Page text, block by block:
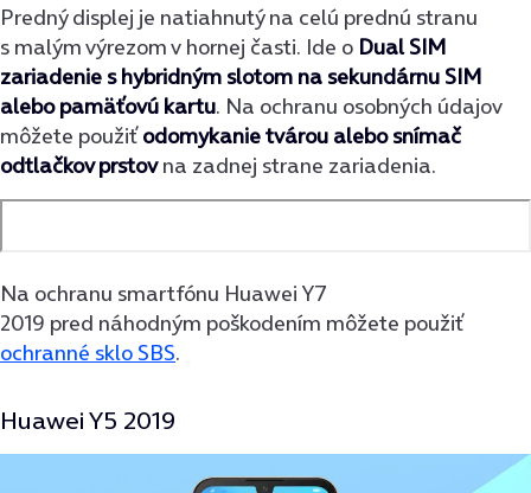
Predný displej je natiahnutý na celú prednú stranu
s malým výrezom v hornej časti. Ide o Dual SIM
zariadenie s hybridným slotom na sekundárnu SIM
alebo pamäťovú kartu. Na ochranu osobných údajov
môžete použiťodomykanie tvárou alebo snímač
odtlačkov prstovna zadnej strane zariadenia.
Na ochranu smartfónu Huawei Y7
2019 pred náhodným poškodením môžete použiť
ochranné sklo SBS.
Huawei Y5 2019